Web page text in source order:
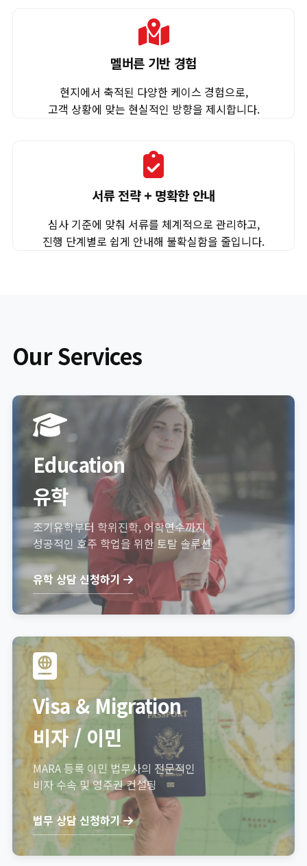
멜버른 기반 경험
현지에서 축적된 다양한 케이스 경험으로,
고객 상황에 맞는 현실적인 방향을 제시합니다.
서류 전략 + 명확한 안내
심사 기준에 맞춰 서류를 체계적으로 관리하고,
진행 단계별로 쉽게 안내해 불확실함을 줄입니다.
Our Services
Education
유학
조기유학부터 학위진학, 어학연수까지
성공적인 호주 학업을 위한 토탈 솔루션
유학 상담 신청하기
Visa & Migration
비자 / 이민
MARA 등록 이민 법무사의 전문적인
비자 수속 및 영주권 컨설팅
법무 상담 신청하기